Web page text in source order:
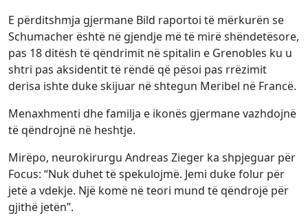
E përditshmja gjermane Bild raportoi të mërkurën se
Schumacher është në gjendje më të mirë shëndetësore,
pas 18 ditësh të qëndrimit në spitalin e Grenobles ku u
shtri pas aksidentit të rëndë që pësoi pas rrëzimit
derisa ishte duke skijuar në shtegun Meribel në Francë.
Menaxhmenti dhe familja e ikonës gjermane vazhdojnë
të qëndrojnë në heshtje.
Mirëpo, neurokirurgu Andreas Zieger ka shpjeguar për
Focus: “Nuk duhet të spekulojmë. Jemi duke folur për
jetë a vdekje. Një komë në teori mund të qëndrojë për
gjithë jetën”.